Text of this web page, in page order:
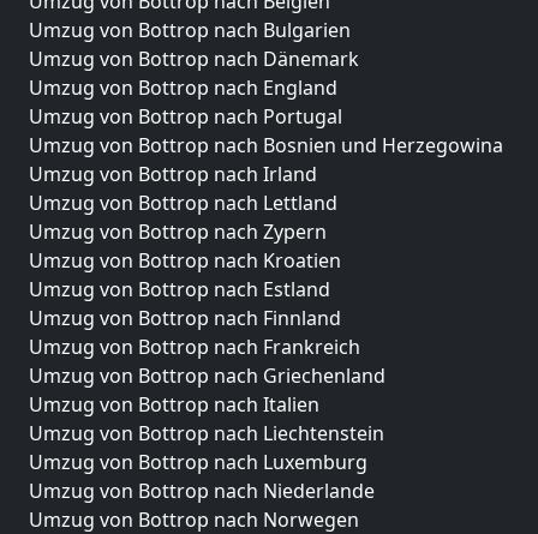
Umzug von Bottrop nach Bulgarien
Umzug von Bottrop nach Dänemark
Umzug von Bottrop nach England
Umzug von Bottrop nach Portugal
Umzug von Bottrop nach Bosnien und Herzegowina
Umzug von Bottrop nach Irland
Umzug von Bottrop nach Lettland
Umzug von Bottrop nach Zypern
Umzug von Bottrop nach Kroatien
Umzug von Bottrop nach Estland
Umzug von Bottrop nach Finnland
Umzug von Bottrop nach Frankreich
Umzug von Bottrop nach Griechenland
Umzug von Bottrop nach Italien
Umzug von Bottrop nach Liechtenstein
Umzug von Bottrop nach Luxemburg
Umzug von Bottrop nach Niederlande
Umzug von Bottrop nach Norwegen